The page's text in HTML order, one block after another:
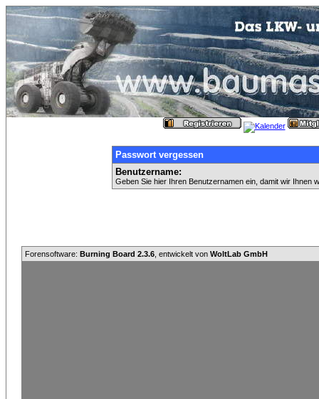
Passwort vergessen
Benutzername:
Geben Sie hier Ihren Benutzernamen ein, damit wir Ihnen
Forensoftware: Burning Board 2.3.6 , entwickelt von WoltLab GmbH